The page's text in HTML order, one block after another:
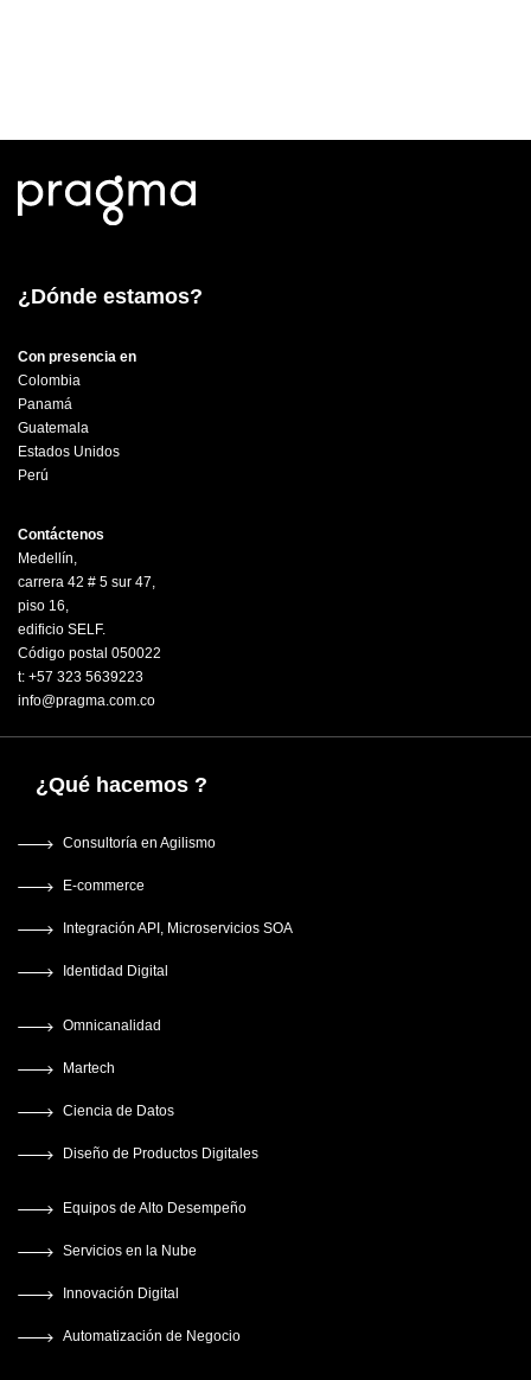
¿Dónde estamos?
Con presencia en
Colombia
Panamá
Guatemala
Estados Unidos
Perú
Contáctenos
Medellín,
carrera 42 # 5 sur 47,
piso 16,
edificio SELF.
Código postal 050022
t: +57 323 5639223
info@pragma.com.co
¿Qué hacemos ?
Consultoría en Agilismo
E-commerce
Integración API, Microservicios SOA
Identidad Digital
Omnicanalidad
Martech
Ciencia de Datos
Diseño de Productos Digitales
Equipos de Alto Desempeño
Servicios en la Nube
Innovación Digital
Automatización de Negocio